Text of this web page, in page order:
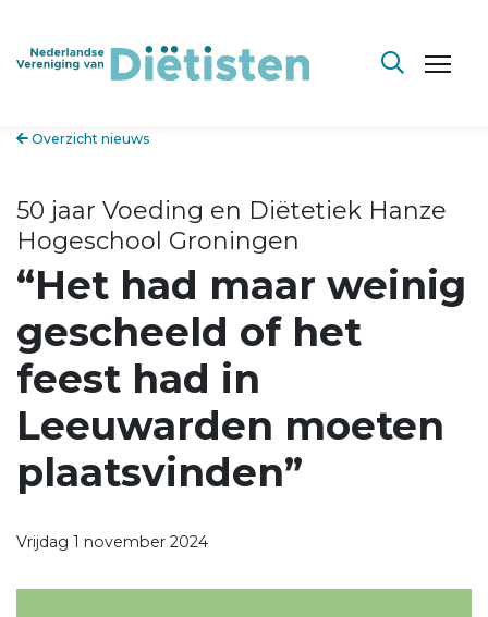
Overzicht nieuws
50 jaar Voeding en Diëtetiek Hanze
Hogeschool Groningen
“Het had maar weinig
gescheeld of het
feest had in
Leeuwarden moeten
plaatsvinden”
Vrijdag 1 november 2024